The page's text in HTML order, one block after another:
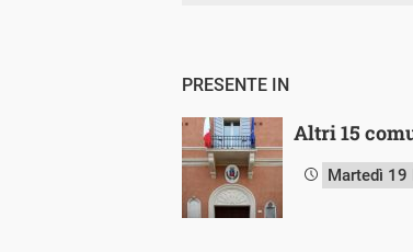
PRESENTE IN
Altri 15
Martedì